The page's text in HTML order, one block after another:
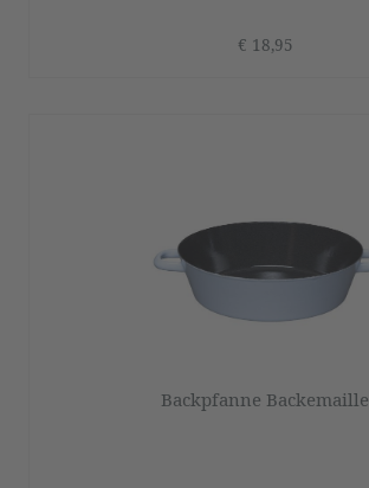
€ 18,95
Backpfanne Backemaille